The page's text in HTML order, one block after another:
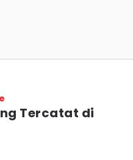
Tercatat di